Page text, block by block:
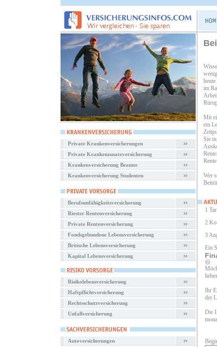
Private Krankenversicherungen
Private Krankenzusatzversicherung
Krankenversicherung Beamte
Krankenversicherung Studenten
Berufsunfähigkeitsversicherung
Riester Rentenversicherung
Private Rentenversicherung
Fondsgebundene Lebensversicherung
Britische Lebensversicherung
Kapital Lebensversicherung
Risikolebensversicherung
Haftpflichtversicherung
Rechtsschutzversicherung
Unfallversicherung
Autoversicherungen
im
Mit
ein
Sie
Wer
1
2
3
Ein
Ihr
der
Die